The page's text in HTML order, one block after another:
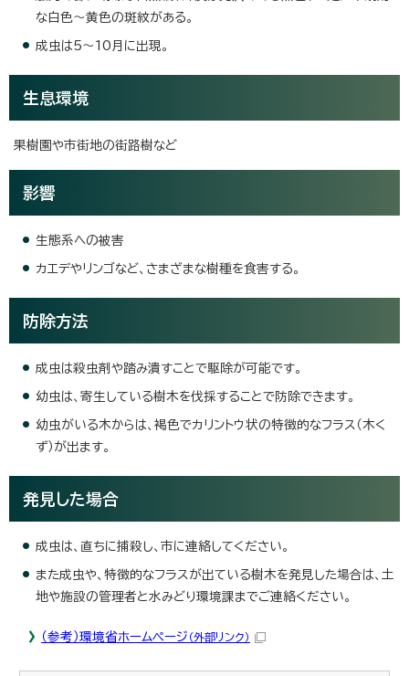
な白色〜黄色の斑紋がある。
成虫は5～10月に出現。
生息環境
果樹園や市街地の街路樹など
影響
生態系への被害
カエデやリンゴなど、さまざまな樹種を食害する。
防除方法
成虫は殺虫剤や踏み潰すことで駆除が可能です。
幼虫は、寄生している樹木を伐採することで防除できます。
幼虫がいる木からは、褐色でカリントウ状の特徴的なフラス（木く
ず）が出ます。
発見した場合
成虫は、直ちに捕殺し、市に連絡してください。
また成虫や、特徴的なフラスが出ている樹木を発見した場合は、土
地や施設の管理者と水みどり環境課までご連絡ください。
（参考）環境省ホームページ （外部リンク）